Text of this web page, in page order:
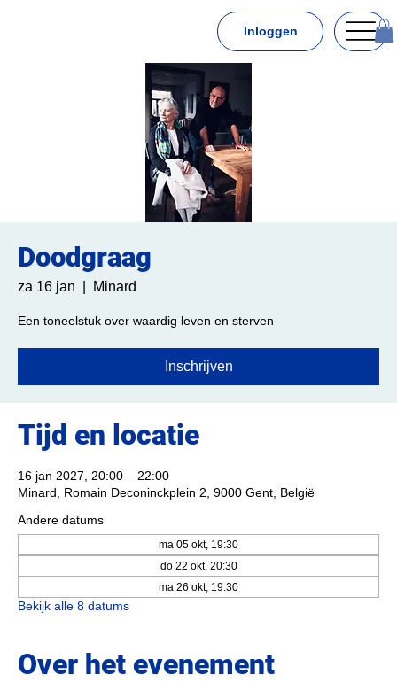
Inloggen
Doodgraag
za 16 jan Minard
Een toneelstuk over waardig leven en sterven
Inschrijven
Tijd en locatie
16 jan 2027, 20:00 – 22:00
Minard, Romain Deconinckplein 2, 9000 Gent, België
Andere datums
ma 05 okt, 19:30
do 22 okt, 20:30
ma 26 okt, 19:30
Bekijk alle 8 datums
Over het evenement